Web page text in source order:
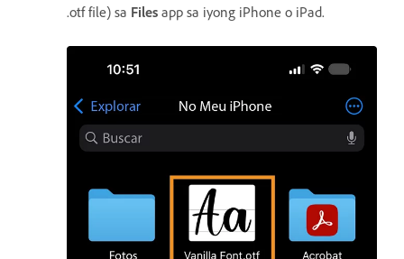
.otf file) sa Files app sa iyong iPhone o iPad.